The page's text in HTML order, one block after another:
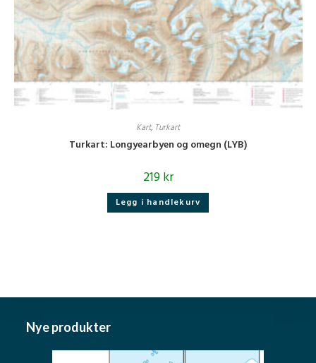
Kart, Turkart
Turkart: Longyearbyen og omegn (LYB)
219kr
Legg i handlekurv
Nye produkter